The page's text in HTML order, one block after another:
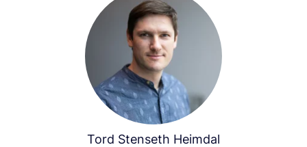
Tord Stenseth Heimdal